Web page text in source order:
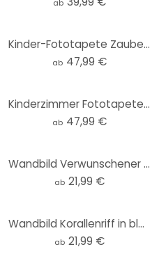
ab
Kinder-Fototapete Zauberwald in Mitternachtsblau - DigitalArtsi
ab 47,99 €
Kinderzimmer Fototapete Bunter Bauernhof in den Bergen - DigitalArtsi
ab 47,99 €
Wandbild Verwunschener Wald im Licht - DigitalArtsi - Rund - Alu-Dibond
ab 21,99 €
Wandbild Korallenriff in blauer Lagune - DigitalArtsi - Rund - Alu-Dibond
ab 21,99 €